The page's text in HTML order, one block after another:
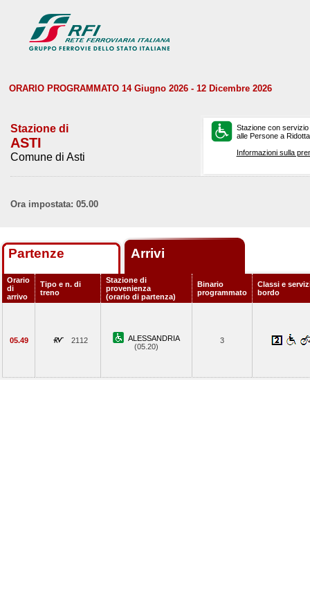
ORARIO PROGRAMMATO 14 Giugno 2026 - 12 Dicembre 2026
Stazione di
ASTI
Comune di Asti
Stazione con
alle Persone a
Informazioni sulla
Ora impostata: 05.00
Partenze Arrivi
Orario
di
arrivo
Tipo e n. di
treno
Stazione di
provenienza
(orario di partenza)
Binario
programmato
Classi e
bordo
05.49 2112
ALESSANDRIA
(05.20)
3